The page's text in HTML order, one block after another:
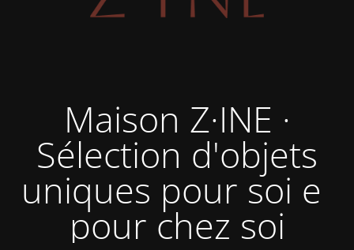
Maison Z·INE ·
Sélection d'objets
uniques pour soi et
pour chez soi